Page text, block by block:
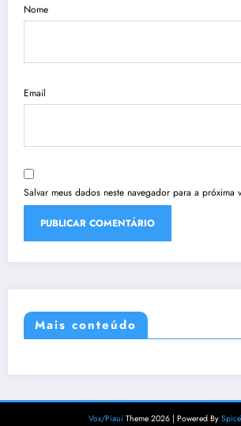
Nome
Email
Salvar meus dados neste navegador para a próxima
Mais conteúdo
Vox/Piauí Theme 2026 | Powered By